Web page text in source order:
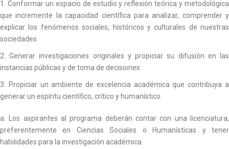
1. Conformar un espacio de estudio y reflexión teórica y metodológica
que incremente la capacidad científica para analizar, comprender y
explicar los fenómenos sociales, históricos y culturales de nuestras
sociedades.
2. Generar investigaciones originales y propiciar su difusión en las
instancias públicas y de toma de decisiones.
3. Propiciar un ambiente de excelencia académica que contribuya a
generar un espíritu científico, crítico y humanístico.
a. Los aspirantes al programa deberán contar con una licenciatura,
preferentemente en Ciencias Sociales o Humanísticas y tener
habilidades para la investigación académica.